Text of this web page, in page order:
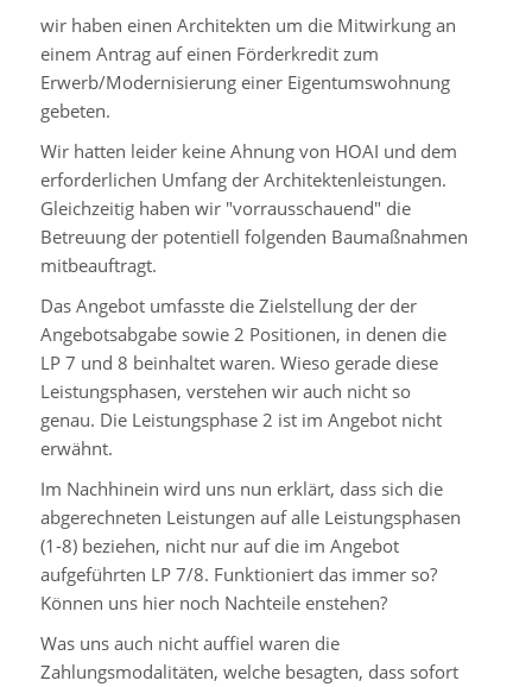
wir haben einen Architekten um die Mitwirkung an
einem Antrag auf einen Förderkredit zum
Erwerb/Modernisierung einer Eigentumswohnung
gebeten.
Wir hatten leider keine Ahnung von HOAI und dem
erforderlichen Umfang der Architektenleistungen.
Gleichzeitig haben wir "vorrausschauend" die
Betreuung der potentiell folgenden Baumaßnahmen
mitbeauftragt.
Das Angebot umfasste die Zielstellung der der
Angebotsabgabe sowie 2 Positionen, in denen die
LP 7 und 8 beinhaltet waren. Wieso gerade diese
Leistungsphasen, verstehen wir auch nicht so
genau. Die Leistungsphase 2 ist im Angebot nicht
erwähnt.
Im Nachhinein wird uns nun erklärt, dass sich die
abgerechneten Leistungen auf alle Leistungsphasen
(1-8) beziehen, nicht nur auf die im Angebot
aufgeführten LP 7/8. Funktioniert das immer so?
Können uns hier noch Nachteile enstehen?
Was uns auch nicht auffiel waren die
Zahlungsmodalitäten, welche besagten, dass sofort